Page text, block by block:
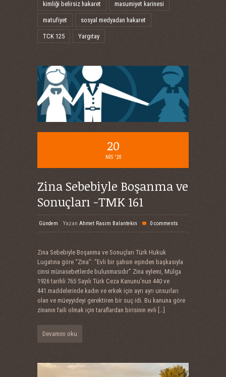
kimliği belirsiz hakaret masumiyet karinesi
matufiyet sosyal medyadan hakaret
TCK 125 Yargıtay
20
NIS '20
Zina Sebebiyle Boşanma ve
Sonuçları -TMK 161
Gündem Yazan Ahmet Rasim Balantekin 0 comments
Zina Sebebiyle Boşanma ve Sonuçları Türk Hukuk
Lugatına göre “Zina”: “Evli bir şahsın eşinden başkasıyla
cinsi münasebetlerde bulunmasıdır” Zina eylemi, Mülga
1926 tarihli 765 Sayılı Türk Ceza Kanunu’nun 440 ve
441.maddelerinde kadın ve erkek için ayrı ayrı unsurları
olan ve müeyyideyi gerektiren bir suç idi. Bu kanuna göre
zinanın faili olmak için taraflardan birisinin evli […]
Devamını oku